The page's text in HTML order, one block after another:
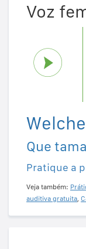
Voz
Que
Pratique a
Veja também:
auditiva gratuita,